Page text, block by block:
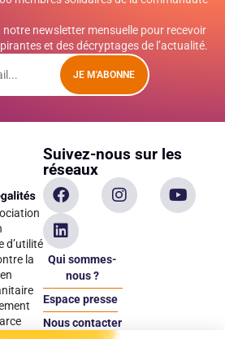
notre newsletter mensuelle pour recevoir
et des décryptages de l’actualité.
JE M'ABONNE
d’utilité
la
Suivez-nous sur les
réseaux
Qui sommes-
nous ?
Espace presse
Nous contacter